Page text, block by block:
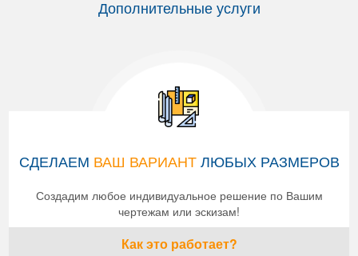
Дополнительные услуги
СДЕЛАЕМ ВАШ ВАРИАНТЛЮБЫХ РАЗМЕРОВ
Создадим любое индивидуальное решение по Вашим
чертежам или эскизам!
Как это работает?